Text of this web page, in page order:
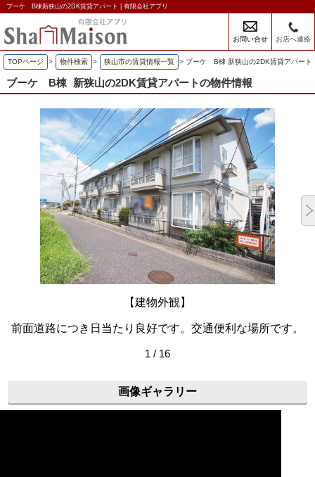
ブーケ B棟新狭山の2DK賃貸アパート | 有限会社アプリ
お問い合せ お店へ連絡
TOPページ > 物件検索 > 狭山市の賃貸情報一覧 > ブーケ B棟 新狭山の2DK賃貸アパート
ブーケ B棟 新狭山の2DK賃貸アパートの物件情報
【建物外観】
前面道路につき日当たり良好です。交通便利な場所です。
1 / 16
画像ギャラリー